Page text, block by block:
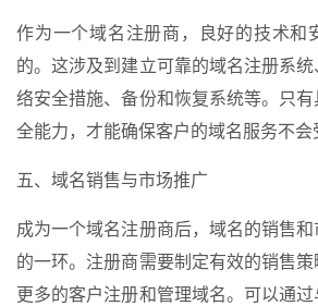
作为一个域名注册商，良好的技术和
的。这涉及到建立可靠的域名注册系
络安全措施、备份和恢复系统等。只
全能力，才能确保客户的域名服务不会
五、域名销售与市场推广
成为一个域名注册商后，域名的销售
的一环。注册商需要制定有效的销售策
更多的客户注册和管理域名。可以通